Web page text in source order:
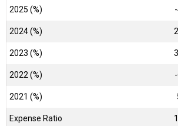
2025 (%)
2024 (%)
2023 (%)
2022 (%)
2021 (%)
Expense Ratio